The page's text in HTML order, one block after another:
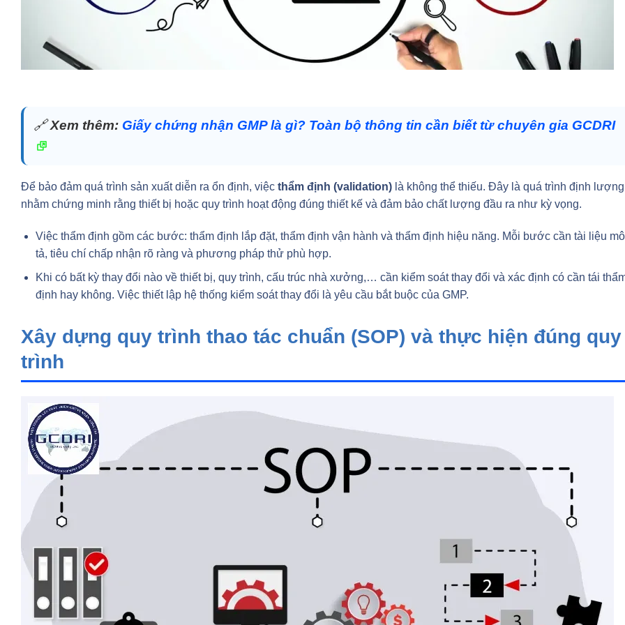
🔗Xem thêm: Giấy chứng nhận GMP là gì? Toàn bộ thông tin cần biết từ chuyên gia GCDRI
Để bảo đảm quá trình sản xuất diễn ra ổn định, việc thẩm định (validation) là không thể thiếu. Đây là quá trình định lượng
nhằm chứng minh rằng thiết bị hoặc quy trình hoạt động đúng thiết kế và đảm bảo chất lượng đầu ra như kỳ vọng.
Việc thẩm định gồm các bước: thẩm định lắp đặt, thẩm định vận hành và thẩm định hiệu năng. Mỗi bước cần tài liệu mô
tả, tiêu chí chấp nhận rõ ràng và phương pháp thử phù hợp.
Khi có bất kỳ thay đổi nào về thiết bị, quy trình, cấu trúc nhà xưởng,… cần kiểm soát thay đổi và xác định có cần tái
định hay không. Việc thiết lập hệ thống kiểm soát thay đổi là yêu cầu bắt buộc của GMP.
Xây dựng quy trình thao tác chuẩn (SOP) và thực hiện đúng quy
trình